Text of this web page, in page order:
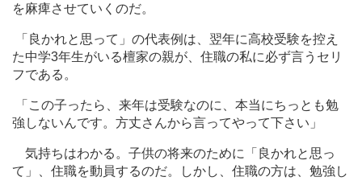
を麻痺させていくのだ。
「良かれと思って」の代表例は、翌年に高校受験を控え
た中学3年生がいる檀家の親が、住職の私に必ず言うセリ
フである。
「この子ったら、来年は受験なのに、本当にちっとも勉
強しないんです。方丈さんから言ってやって下さい」
気持ちはわかる。子供の将来のために「良かれと思っ
て」、住職を動員するのだ。しかし、住職の方は、勉強し